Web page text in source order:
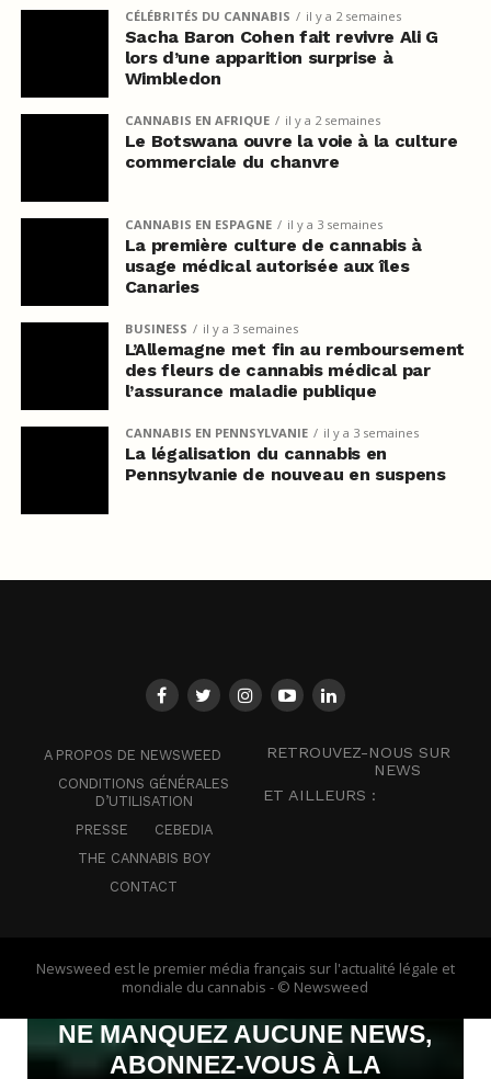
CÉLÉBRITÉS DU CANNABIS il y a 2 semaines
Sacha Baron Cohen fait revivre Ali G
lors d’une apparition surprise à
Wimbledon
CANNABIS EN AFRIQUE il y a 2 semaines
Le Botswana ouvre la voie à la culture
commerciale du chanvre
CANNABIS EN ESPAGNE il y a 3 semaines
La première culture de cannabis à
usage médical autorisée aux îles
Canaries
BUSINESS il y a 3 semaines
L’Allemagne met fin au remboursement
des fleurs de cannabis médical par
l’assurance maladie publique
CANNABIS EN PENNSYLVANIE il y a 3 semaines
La légalisation du cannabis en
Pennsylvanie de nouveau en suspens
A PROPOS DE NEWSWEED
CONDITIONS GÉNÉRALES
D’UTILISATION
PRESSE
CEBEDIA
THE CANNABIS BOY
CONTACT
RETROUVEZ-NOUS SUR
NEWS
ET AILLEURS :
Newsweed est le premier média français sur l'actualité légale et
mondiale du cannabis - © Newsweed
NE MANQUEZ AUCUNE NEWS,
ABONNEZ-VOUS À LA